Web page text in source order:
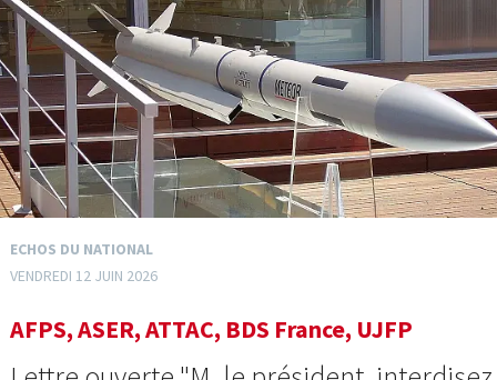
ECHOS DU NATIONAL
VENDREDI 12 JUIN 2026
AFPS, ASER, ATTAC, BDS France, UJFP